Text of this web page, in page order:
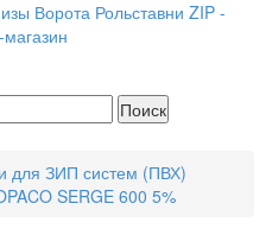
Ворота Рольставни ZIP -
для ЗИП систем (ПВХ)
SERGE 600 5%